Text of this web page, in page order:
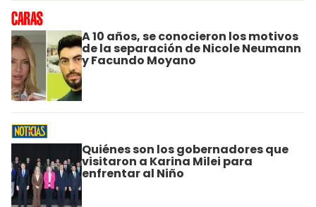
A 10 años, se conocieron los motivos
de la separación de Nicole Neumann
y Facundo Moyano
Quiénes son los gobernadores que
visitaron a Karina Milei para
enfrentar al Niño